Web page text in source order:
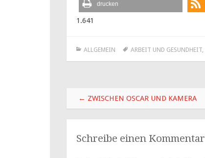
drucken
1.641
ALLGEMEIN ARBEIT UND GESUNDHEIT,
Beitragsnavigation
← ZWISCHEN OSCAR UND KAMERA
Schreibe einen Kommentar